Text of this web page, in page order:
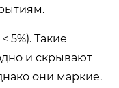
5%). Такие
и скрывают
они маркие.